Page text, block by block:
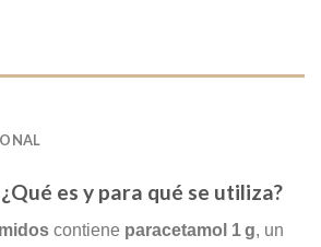
es y para qué se utiliza?
contiene paracetamol 1 g, un